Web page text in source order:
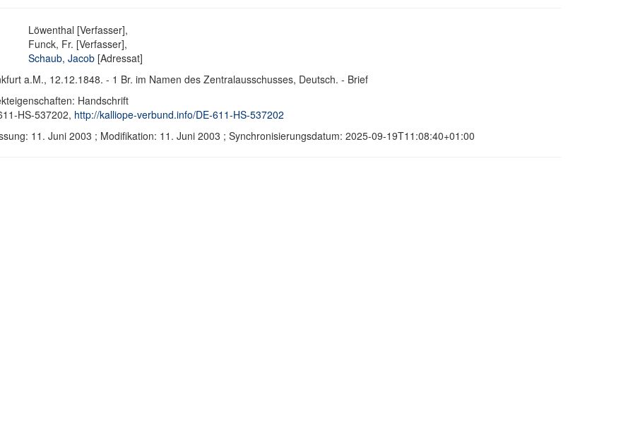
Löwenthal [Verfasser],
Funck, Fr. [Verfasser],
Schaub, Jacob [Adressat]
a.M., 12.12.1848. - 1 Br. im Namen des Zentralausschusses, Deutsch. - Brief
Handschrift
HS-537202, http://kalliope-verbund.info/DE-611-HS-537202
11. Juni 2003 ; Modifikation: 11. Juni 2003 ; Synchronisierungsdatum: 2025-09-19T11:08:40+01:00